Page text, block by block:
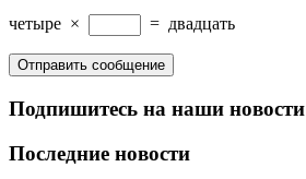
четыре × = двадцать
Подпишитесь на наши новости
Последние новости